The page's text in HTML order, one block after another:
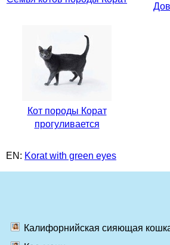
Кот породы Корат
прогуливается
EN: Korat with green eyes
Калифорнийская сияющая